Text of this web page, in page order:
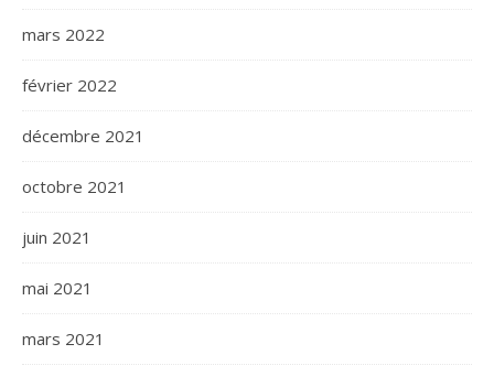
mars 2022
février 2022
décembre 2021
octobre 2021
juin 2021
mai 2021
mars 2021